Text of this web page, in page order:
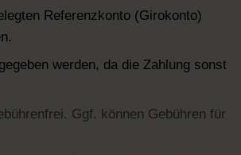
Referenzkonto (Girokonto)
werden, da die Zahlung sonst
Ggf. können Gebühren für